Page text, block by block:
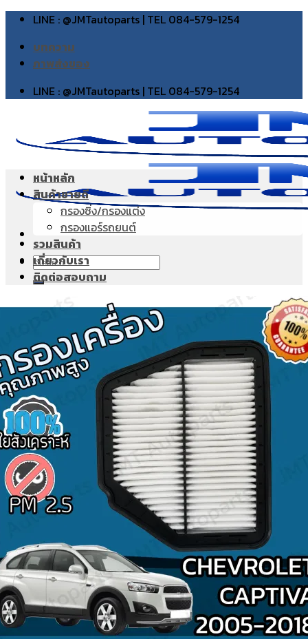
Skip
content
LINE : @JMTautoparts | TEL 084-579-1254
บทความ
ภาพส่งของ
LINE : @JMTautoparts | TEL 084-579-1254
Search
for:
Search
for:
หน้าหลัก
สินค้าขายดี
กรองซิ่ง/กรองแต่ง
กรองแอร์รถยนต์
รวมสินค้า
เกี่ยวกับเรา
ติดต่อสอบถาม